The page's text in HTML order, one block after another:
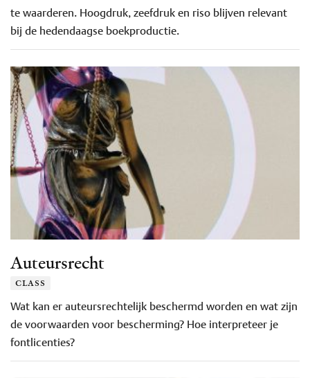
te waarderen. Hoogdruk, zeefdruk en riso blijven relevant
bij de hedendaagse boekproductie.
Auteursrecht
class
Wat kan er auteursrechtelijk beschermd worden en wat zijn
de voorwaarden voor bescherming? Hoe interpreteer je
fontlicenties?